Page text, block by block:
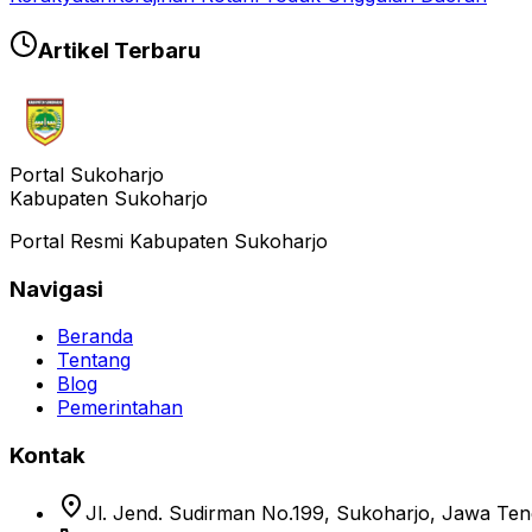
Artikel Terbaru
Portal Sukoharjo
Kabupaten Sukoharjo
Portal Resmi Kabupaten Sukoharjo
Navigasi
Beranda
Tentang
Blog
Pemerintahan
Kontak
location_on Jl. Jend. Sudirman No.199, Sukoharjo, Jawa